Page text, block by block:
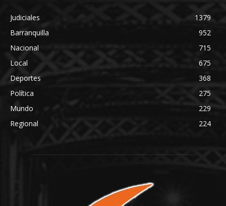
Judiciales
1379
Barranquilla
952
Nacional
715
Local
675
Deportes
368
Política
275
Mundo
229
Regional
224